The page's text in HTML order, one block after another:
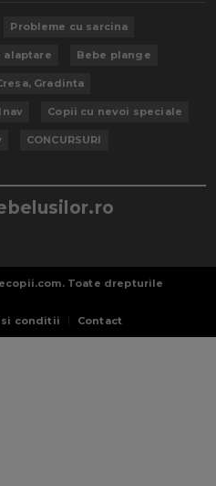
Probleme cu sarcina
alaptare Bebe plange
Gradinta
Copii cu nevoi speciale
CONCURSURI
. Toate drepturile
si conditii Contact